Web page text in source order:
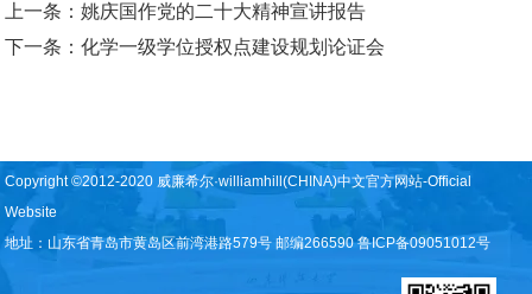
上一条：姚庆国作党的二十大精神宣讲报告
下一条：化学一级学位授权点建设规划论证会
Copyright ©2012-2020 威廉希尔·williamhill(CHINA)中文官方网站-Official
Website
地址：山东省青岛市黄岛区前湾港路579号 邮编266590 鲁ICP备09051012号